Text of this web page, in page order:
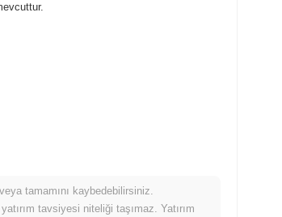
gösteriyor?
tamamını kaybedebilirsiniz.
tavsiyesi niteliği taşımaz. Yatırım